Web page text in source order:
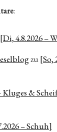
:
[Di, 4.8.2026 –
zu [So,
&
– Schuh]